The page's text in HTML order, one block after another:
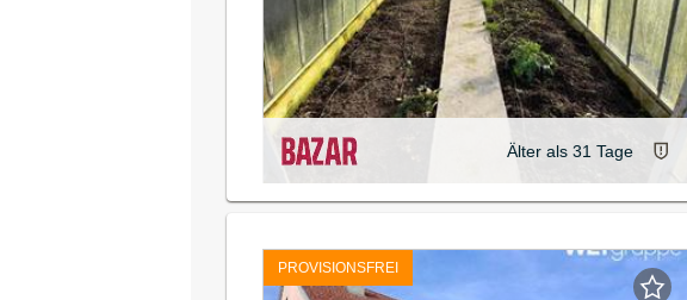
Älter als 31 Tage
PROVISIONSFREI